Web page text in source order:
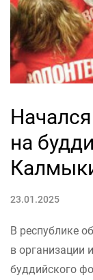
на
23.01.2025
В республике
в организации
буддийского